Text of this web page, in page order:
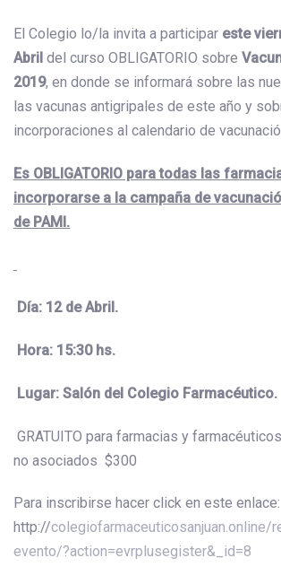
El Colegio lo/la invita a participar este
Abril del curso OBLIGATORIO sobre
2019, en donde se informará sobre las
las vacunas antigripales de este año y
incorporaciones al calendario de
Es OBLIGATORIO para todas las
incorporarse a la campaña de
de PAMI.
Día: 12 de Abril.
Hora: 15:30 hs.
Lugar: Salón del Colegio Farmacéutico.
GRATUITO para farmacias y
no asociados $300
Para inscribirse hacer click en este enlace:
http://colegiofarmaceuticosanjuan.online/
evento/?action=evrplusegister&_id=8